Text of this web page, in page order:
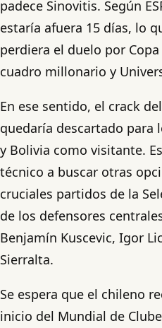
padece Sinovitis. Según
estaría afuera 15 días, lo
perdiera el duelo por
cuadro millonario y
En ese sentido, el crack
quedaría descartado para
y Bolivia como visitante.
técnico a buscar otras
cruciales partidos de la
de los defensores
Benjamín Kuscevic, Igor
Sierralta.
Se espera que el chileno
inicio del Mundial de